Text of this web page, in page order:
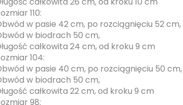
110:
w pasie 42 cm, po rozciągnięciu 52 cm,
w biodrach 50 cm,
całkowita 24 cm, od kroku 9 cm
104:
w pasie 40 cm, po rozciągnięciu 50 cm,
w biodrach 50 cm,
całkowita 22 cm, od kroku 9 cm
98: